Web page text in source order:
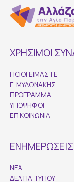
ΧΡΗΣΙΜΟΙ
ΠΟΙΟΙ ΕΙΜΑΣΤΕ
Γ. ΜΥΛΩΝΑΚΗΣ
ΠΡΟΓΡΑΜΜΑ
ΥΠΟΨΗΦΙΟΙ
ΕΠΙΚΟΙΝΩΝΙΑ
ΕΝΗΜΕΡΩΣΕΙΣ
ΝΕΑ
ΔΕΛΤΙΑ ΤΥΠΟΥ